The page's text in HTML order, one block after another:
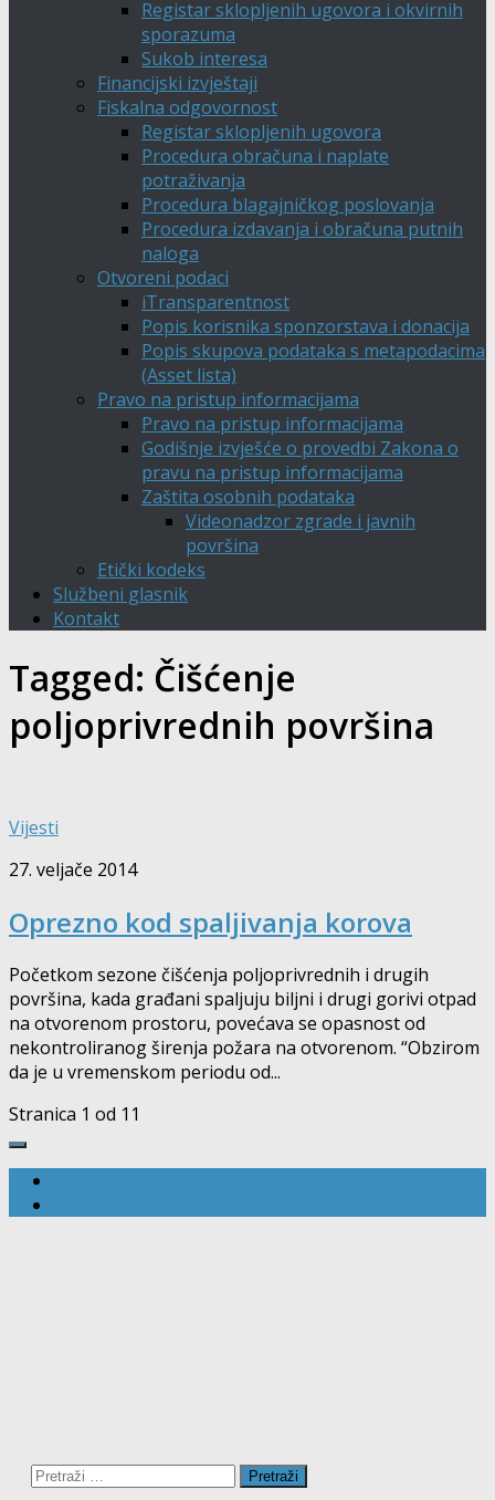
Registar sklopljenih ugovora i okvirnih
sporazuma
Sukob interesa
Financijski izvještaji
Fiskalna odgovornost
Registar sklopljenih ugovora
Procedura obračuna i naplate
potraživanja
Procedura blagajničkog poslovanja
Procedura izdavanja i obračuna putnih
naloga
Otvoreni podaci
iTransparentnost
Popis korisnika sponzorstava i donacija
Popis skupova podataka s metapodacima
(Asset lista)
Pravo na pristup informacijama
Pravo na pristup informacijama
Godišnje izvješće o provedbi Zakona o
pravu na pristup informacijama
Zaštita osobnih podataka
Videonadzor zgrade i javnih
površina
Etički kodeks
Službeni glasnik
Kontakt
Tagged: Čišćenje
poljoprivrednih površina
Vijesti
27. veljače 2014
Oprezno kod spaljivanja korova
Početkom sezone čišćenja poljoprivrednih i drugih
površina, kada građani spaljuju biljni i drugi gorivi otpad
na otvorenom prostoru, povećava se opasnost od
nekontroliranog širenja požara na otvorenom. “Obzirom
da je u vremenskom periodu od...
Stranica 1 od 1 1
Pretraži: